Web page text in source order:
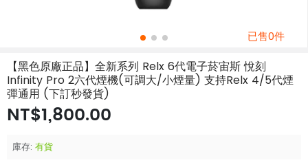
已售0件
【黑色原廠正品】全新系列 Relx 6代電子菸宙斯 悅刻
Infinity Pro 2六代煙機(可調大/小煙量) 支持Relx 4/5代煙
彈通用 (下訂秒發貨)
NT$1,800.00
庫存: 有貨